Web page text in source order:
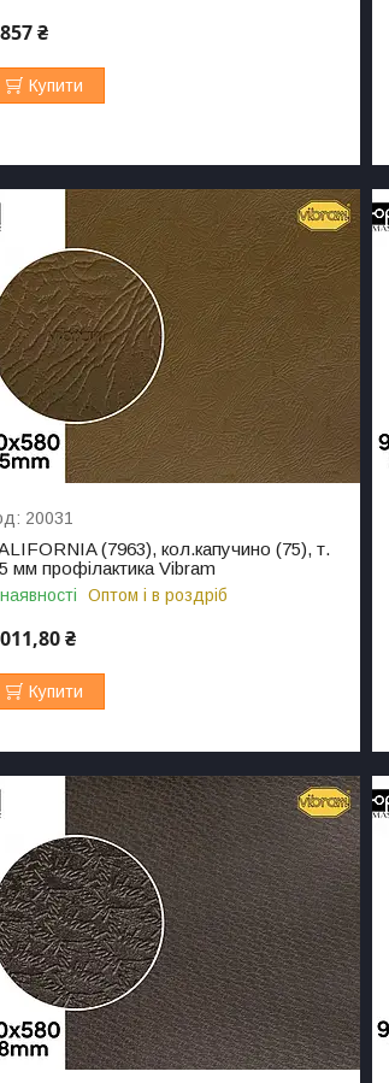
₴
Купити
20031
(7963), кол.капучино (75), т.
мм профілактика Vibram
Оптом і в роздріб
₴
Купити